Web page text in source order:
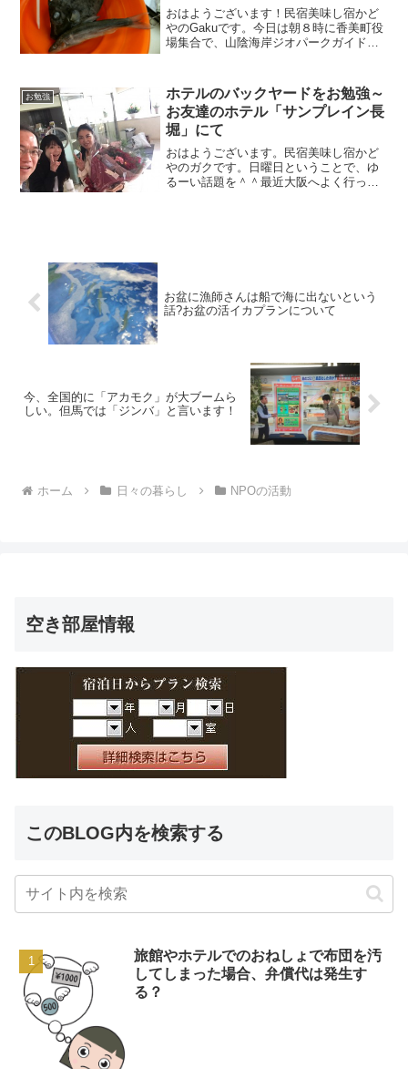
おはようございます！民宿美味し宿かど
やのGakuです。今日は朝８時に香美町役
場集合で、山陰海岸ジオパークガイド研
プラスティネーション標本の具体的な作
り方のお話をさせてい...
お勉強
ホテルのバックヤードをお勉強～
お友達のホテル「サンプレイン長
堀」にて
おはようございます。民宿美味し宿かど
やのガクです。日曜日ということで、ゆ
るーい話題を＾＾最近大阪へよく行って
お盆に漁師さんは船で海に出ないという
話?お盆の活イカプランについて
今、全国的に「アカモク」が大ブームら
しい。但馬では「ジンバ」と言います！
ホーム 日々の暮らし NPOの活動
空き部屋情報
このBLOG内を検索する
旅館やホテルでのおねしょで布団を汚
してしまった場合、弁償代は発生す
る？